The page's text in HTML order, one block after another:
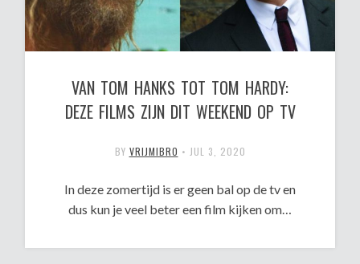
VAN TOM HANKS TOT TOM HARDY:
DEZE FILMS ZIJN DIT WEEKEND OP TV
BY VRIJMIBRO • JUL 3, 2020
In deze zomertijd is er geen bal op de tv en
dus kun je veel beter een film kijken om…